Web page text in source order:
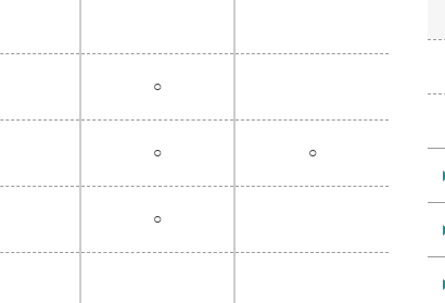
○
○ ○
○